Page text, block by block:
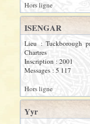
Hors ligne
ISENGAR
Lieu : Tuckborough
Chartres
Inscription : 2001
Messages : 5 117
Hors ligne
Yyr